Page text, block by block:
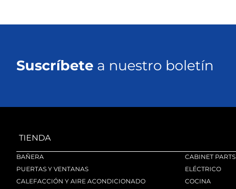
Suscríbete a nuestro boletín
TIENDA
BAÑERA
CABINET PARTS
PUERTAS Y VENTANAS
ELÉCTRICO
CALEFACCIÓN Y AIRE ACONDICIONADO
COCINA